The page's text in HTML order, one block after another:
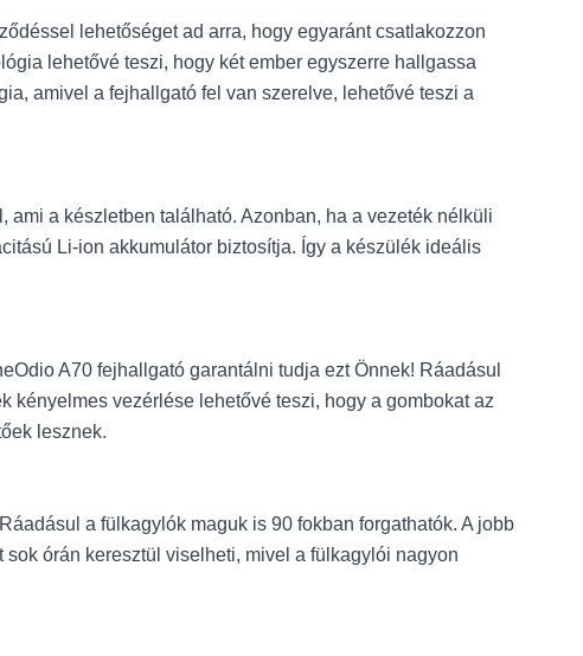
lehetőséget ad arra, hogy egyaránt csatlakozzon
lehetővé teszi, hogy két ember egyszerre hallgassa
amivel a fejhallgató fel van szerelve, lehetővé teszi a
a készletben található. Azonban, ha a vezeték nélküli
Li-ion akkumulátor biztosítja. Így a készülék ideális
A70 fejhallgató garantálni tudja ezt Önnek! Ráadásul
kényelmes vezérlése lehetővé teszi, hogy a gombokat az
lesznek.
a fülkagylók maguk is 90 fokban forgathatók. A jobb
órán keresztül viselheti, mivel a fülkagylói nagyon